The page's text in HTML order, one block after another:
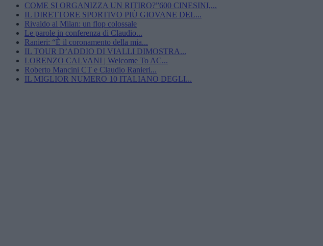
COME SI ORGANIZZA UN RITIRO?”600 CINESINI,...
IL DIRETTORE SPORTIVO PIÙ GIOVANE DEL...
Rivaldo al Milan: un flop colossale
Le parole in conferenza di Claudio...
Ranieri: “È il coronamento della mia...
IL TOUR D’ADDIO DI VIALLI DIMOSTRA...
LORENZO CALVANI | Welcome To AC...
Roberto Mancini CT e Claudio Ranieri...
IL MIGLIOR NUMERO 10 ITALIANO DEGLI...